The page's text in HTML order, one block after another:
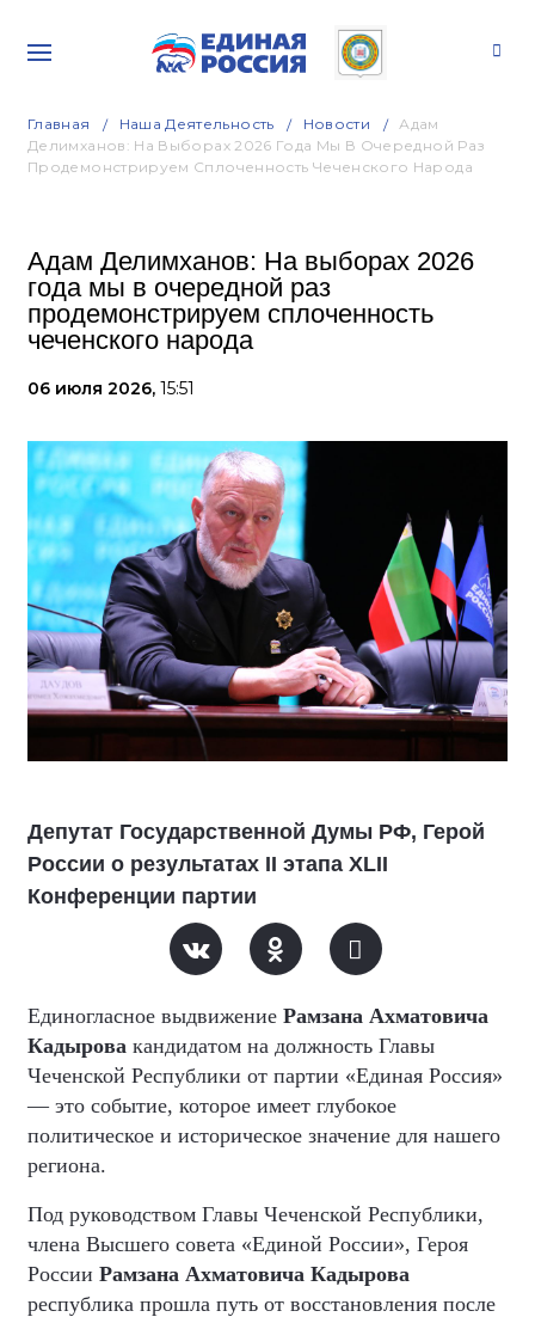
Главная Наша Деятельность Новости
Адам
Делимханов: На Выборах 2026 Года Мы В Очередной Раз
Продемонстрируем Сплоченность Чеченского Народа
Адам Делимханов: На выборах 2026
года мы в очередной раз
продемонстрируем сплоченность
чеченского народа
06 июля 2026, 15:51
Депутат Государственной Думы РФ, Герой
России о результатах II этапа XLII
Конференции партии
Единогласное выдвижение Рамзана Ахматовича
Кадырова кандидатом на должность Главы
Чеченской Республики от партии «Единая Россия»
— это событие, которое имеет глубокое
политическое и историческое значение для нашего
региона.
Под руководством Главы Чеченской Республики,
члена Высшего совета «Единой России», Героя
России Рамзана Ахматовича Кадырова
республика прошла путь от восстановления после